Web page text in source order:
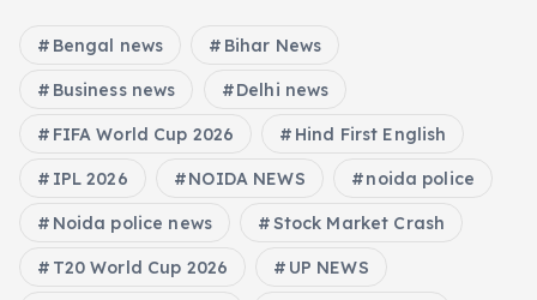
Bengal news Bihar News
Business news Delhi news
FIFA World Cup 2026 Hind First English
IPL 2026 NOIDA NEWS noida police
Noida police news Stock Market Crash
T20 World Cup 2026 UP NEWS